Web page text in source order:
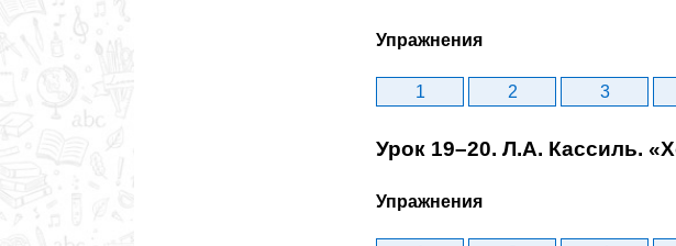
Упражнения
1 2 3
Урок 19–20. Л.А. Кассиль.
Упражнения